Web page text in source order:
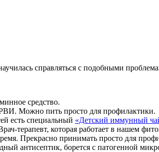
справляться с подобными
средство.
Можно пить просто для профилактики.
есть специальный «Детский иммунный
терапевт, которая работает в нашем
Прекрасно принимать просто для
антисептик, борется с патогенной